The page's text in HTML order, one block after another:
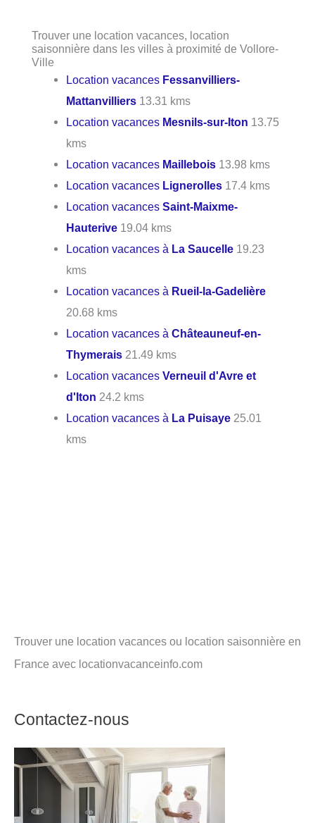
Trouver une location vacances, location
saisonnière dans les villes à proximité de Vollore-
Ville
Location vacances Fessanvilliers-
Mattanvilliers 13.31 kms
Location vacances Mesnils-sur-Iton 13.75
kms
Location vacances Maillebois 13.98 kms
Location vacances Lignerolles 17.4 kms
Location vacancesSaint-Maixme-
Hauterive 19.04 kms
Location vacances à La Saucelle 19.23
kms
Location vacances à Rueil-la-Gadelière
20.68 kms
Location vacances àChâteauneuf-en-
Thymerais 21.49 kms
Location vacancesVerneuil d'Avre et
d'Iton 24.2 kms
Location vacances à La Puisaye 25.01
kms
Trouver une location vacances ou location saisonnière en
France avec locationvacanceinfo.com
Contactez-nous